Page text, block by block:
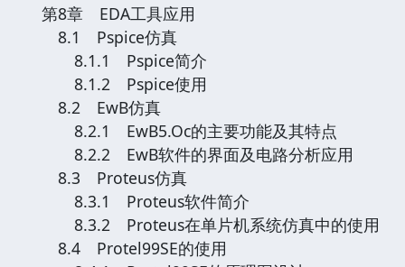
第8章 EDA工具应用
8.1 Pspice仿真
8.1.1 Pspice简介
8.1.2 Pspice使用
8.2 EwB仿真
8.2.1 EwB5.Oc的主要功能及其特点
8.2.2 EwB软件的界面及电路分析应用
8.3 Proteus仿真
8.3.1 Proteus软件简介
8.3.2 Proteus在单片机系统仿真中的使用
8.4 Protel99SE的使用